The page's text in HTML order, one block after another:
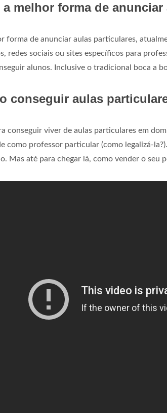
a melhor forma de
forma de anunciar aulas particulares,
redes sociais ou sites específicos para
alunos. Inclusive o tradicional boca a
conseguir aulas
conseguir viver de aulas particulares em
como professor particular (como legalizá-
Mas até para chegar lá, como vender o seu